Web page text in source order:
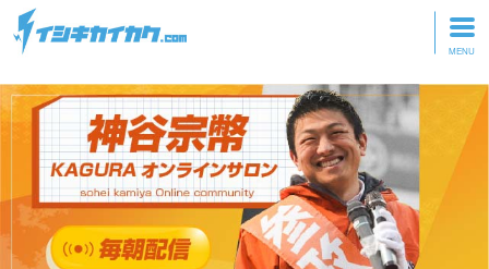
トップページ
動画を見る
記事を読む
セミナーに参加